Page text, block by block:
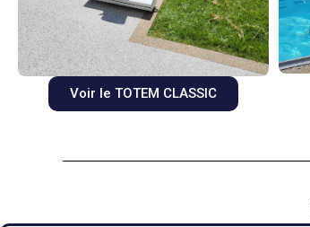
Voir le TOTEM CLASSIC